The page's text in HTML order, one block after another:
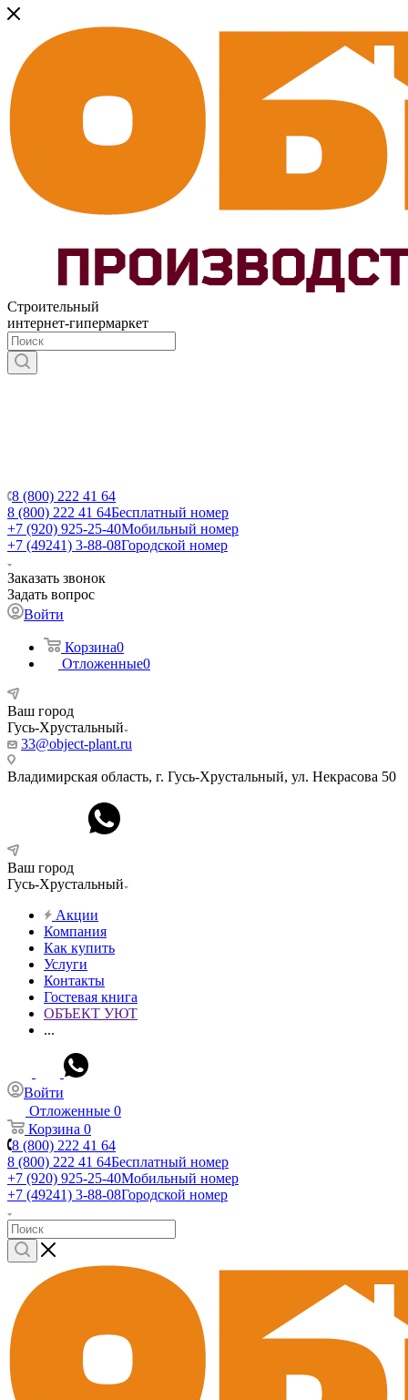
Строительный
интернет-гипермаркет
8 (800) 222 41 64
8 (800) 222 41 64Бесплатный номер
+7 (920) 925-25-40Мобильный номер
+7 (49241) 3-88-08Городской номер
Заказать звонок
Задать вопрос
Войти
Корзина0
Отложенные0
Ваш город
Гусь-Хрустальный
33@object-plant.ru
Владимирская область, г. Гусь-Хрустальный, ул. Некрасова 50
Ваш город
Гусь-Хрустальный
Акции
Компания
Как купить
Услуги
Контакты
Гостевая книга
ОБЪЕКТ УЮТ
...
Войти
Отложенные 0
Корзина 0
8 (800) 222 41 64
8 (800) 222 41 64Бесплатный номер
+7 (920) 925-25-40Мобильный номер
+7 (49241) 3-88-08Городской номер